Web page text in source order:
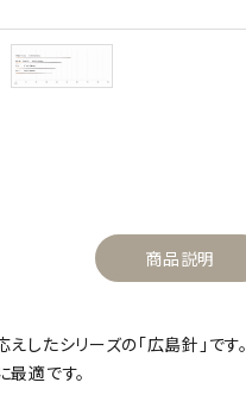
商品説明
したシリーズの「広島針」です。
適です。